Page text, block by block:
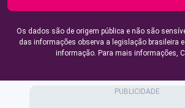
Os dados são de origem pública e não são
das informações observa a legislação brasileira
informação. Para mais informações,